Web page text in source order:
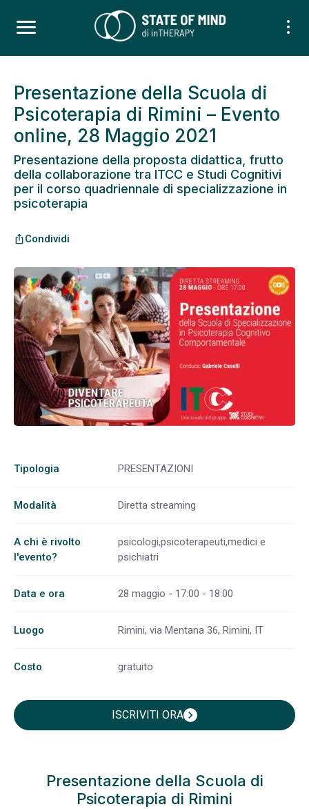
Presentazione della Scuola di
Psicoterapia di Rimini – Evento
online, 28 Maggio 2021
Presentazione della proposta didattica, frutto
della collaborazione tra ITCC e Studi Cognitivi
per il corso quadriennale di specializzazione in
psicoterapia
ios_shareCondividi
Tipologia PRESENTAZIONI
Modalità Diretta streaming
A chi è rivolto
l'evento?
psicologi,psicoterapeuti,medici e
psichiatri
Data e ora 28 maggio - 17:00 - 18:00
Luogo Rimini, via Mentana 36, Rimini, IT
Costo gratuito
ISCRIVITI ORAchevron_right
Presentazione della Scuola di
Psicoterapia di Rimini